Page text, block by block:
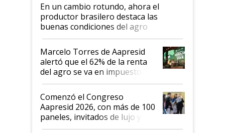
En un cambio rotundo, ahora el
productor brasilero destaca las
buenas condiciones del agro
argentino para invertir: "Los veo
más motivados"
Marcelo Torres de Aapresid
alertó que el 62% de la renta
del agro se va en impuestos:
"No es bueno que en
Argentina se sigan discutiendo
las mismas cosas de hace 50
años"
Comenzó el Congreso
Aapresid 2026, con más de 100
paneles, invitados de lujo y
todas las tendencias